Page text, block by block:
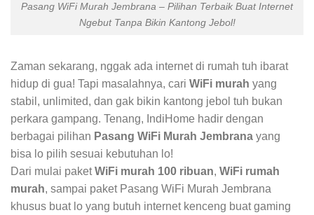
Pasang WiFi Murah Jembrana – Pilihan Terbaik Buat Internet
Ngebut Tanpa Bikin Kantong Jebol!
Zaman sekarang, nggak ada internet di rumah tuh ibarat
hidup di gua! Tapi masalahnya, cari WiFi murah yang
stabil, unlimited, dan gak bikin kantong jebol tuh bukan
perkara gampang. Tenang, IndiHome hadir dengan
berbagai pilihan Pasang WiFi Murah Jembrana yang
bisa lo pilih sesuai kebutuhan lo!
Dari mulai paketWiFi murah 100 ribuan, WiFi rumah
murah, sampai paket Pasang WiFi Murah Jembrana
khusus buat lo yang butuh internet kenceng buat gaming